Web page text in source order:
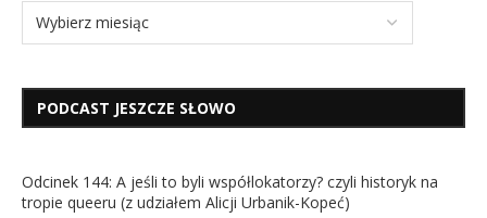
PODCAST JESZCZE SŁOWO
Odcinek 144: A jeśli to byli współlokatorzy? czyli historyk na
tropie queeru (z udziałem Alicji Urbanik-Kopeć)